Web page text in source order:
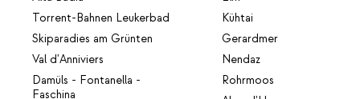
Torrent-Bahnen Leukerbad
Skiparadies am Grünten
Val d'Anniviers
Damüls - Fontanella -
Faschina
Kühtai
Gerardmer
Nendaz
Rohrmoos